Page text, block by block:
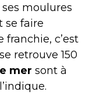
moulures
se faire
franchie, c’est
retrouve 150
mer sont à